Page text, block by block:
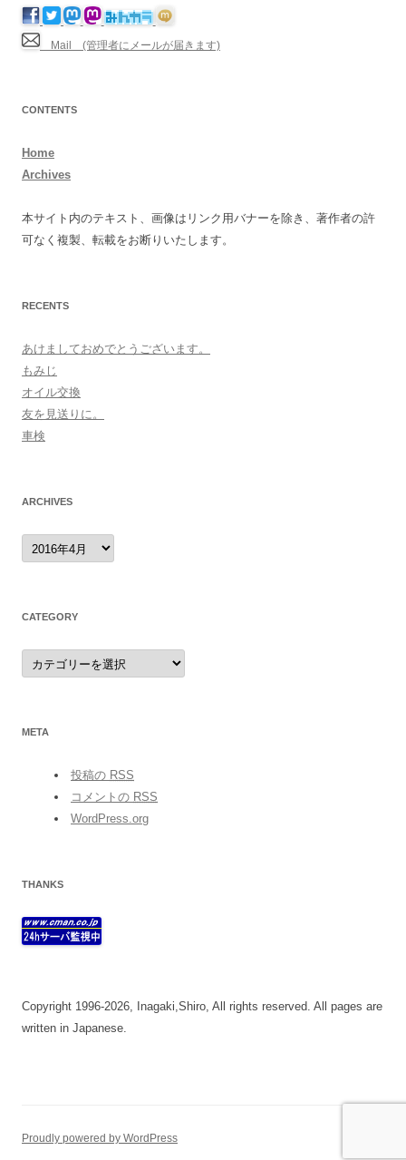
Mail (管理者にメールが届きます)
CONTENTS
Home
Archives
本サイト内のテキスト、画像はリンク用バナーを除き、著作者の許
可なく複製、転載をお断りいたします。
RECENTS
あけましておめでとうございます。
もみじ
オイル交換
友を見送りに。
車検
ARCHIVES
archives
CATEGORY
category
META
投稿の RSS
コメントの RSS
WordPress.org
THANKS
Copyright 1996-2026, Inagaki,Shiro, All rights reserved. All pages are
written in Japanese.
Proudly powered by WordPress